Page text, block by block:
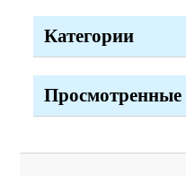
Категории
Просмотренные